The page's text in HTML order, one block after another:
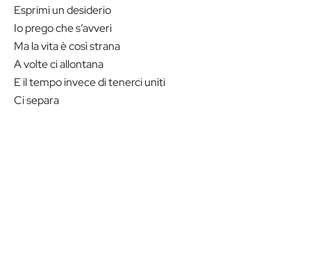
Esprimi un desiderio
Io prego che s’avveri
Ma la vita è così strana
A volte ci allontana
E il tempo invece di tenerci uniti
Ci separa